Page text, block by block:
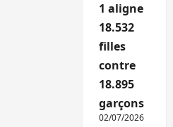
1 aligne
18.532
filles
contre
18.895
garçons
02/07/2026